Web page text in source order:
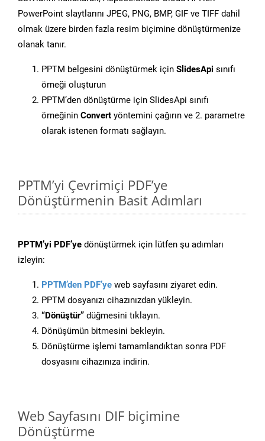
PowerPoint slaytlarını JPEG, PNG, BMP, GIF ve TIFF dahil
olmak üzere birden fazla resim biçimine dönüştürmenize
olanak tanır.
PPTM belgesini dönüştürmek için SlidesApi sınıfı
örneği oluşturun
PPTM’den dönüştürme için SlidesApi sınıfı
örneğinin Convert yöntemini çağırın ve 2. parametre
olarak istenen formatı sağlayın.
PPTM’yi Çevrimiçi PDF’ye
Dönüştürmenin Basit Adımları
PPTM’yi PDF’ye dönüştürmek için lütfen şu adımları
izleyin:
PPTM’den PDF’ye web sayfasını ziyaret edin.
PPTM dosyanızı cihazınızdan yükleyin.
“Dönüştür” düğmesini tıklayın.
Dönüşümün bitmesini bekleyin.
Dönüştürme işlemi tamamlandıktan sonra PDF
dosyasını cihazınıza indirin.
Web Sayfasını DIF biçimine
Dönüştürme